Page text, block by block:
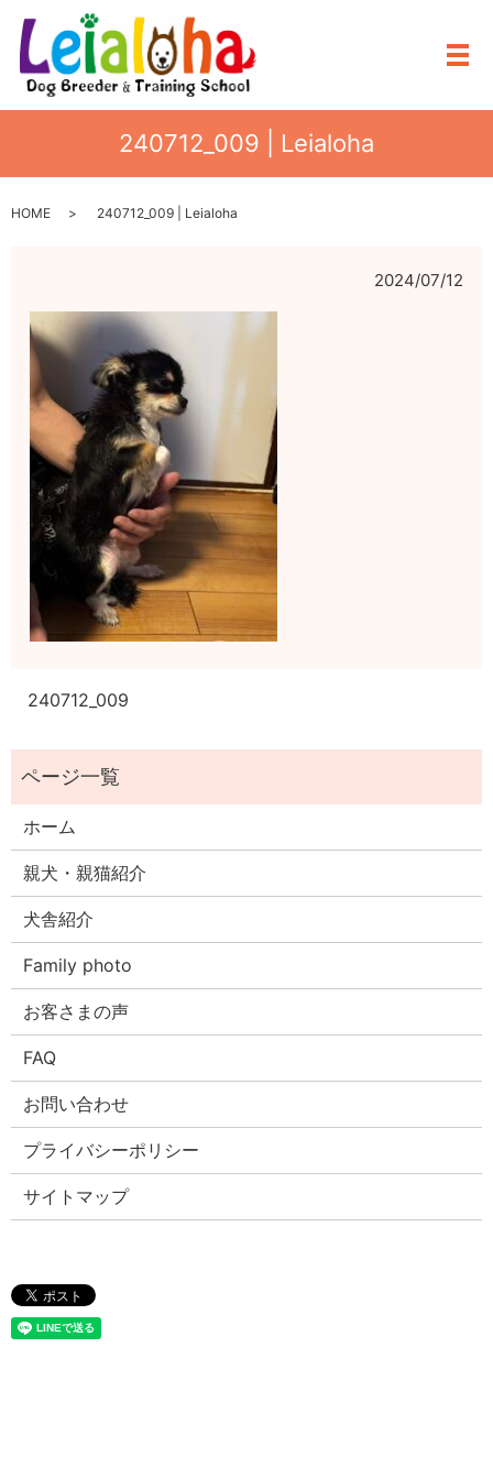
メ
240712_009 | Leialoha
HOME 240712_009 | Leialoha
2024/07/12
240712_009
ホーム
親犬・親猫紹介
犬舎紹介
Family photo
お客さまの声
FAQ
お問い合わせ
プライバシーポリシー
サイトマップ